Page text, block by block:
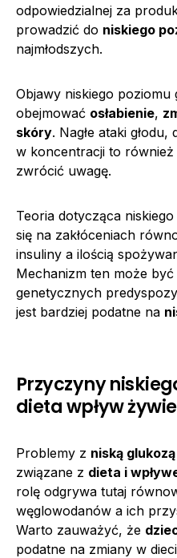
odpowiedzialnej za
prowadzić do niskiego
najmłodszych.
Objawy niskiego
obejmować osłabienie,
skóry. Nagłe ataki
w koncentracji to również
zwrócić uwagę.
Teoria dotycząca
się na zakłóceniach
insuliny a ilością
Mechanizm ten może
genetycznych
jest bardziej podatne na
Przyczyny
dieta wpływ
Problemy z niską
związane z dieta i
rolę odgrywa tutaj
węglowodanów a ich
Warto zauważyć, że
podatne na zmiany w